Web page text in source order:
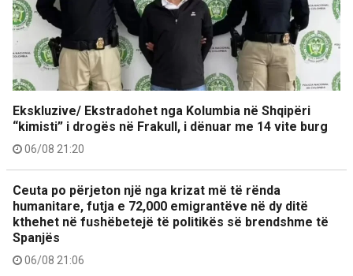
Ekskluzive/ Ekstradohet nga Kolumbia në Shqipëri
“kimisti” i drogës në Frakull, i dënuar me 14 vite burg
06/08 21:20
Ceuta po përjeton një nga krizat më të rënda
humanitare, futja e 72,000 emigrantëve në dy ditë
kthehet në fushëbetejë të politikës së brendshme të
Spanjës
06/08 21:06